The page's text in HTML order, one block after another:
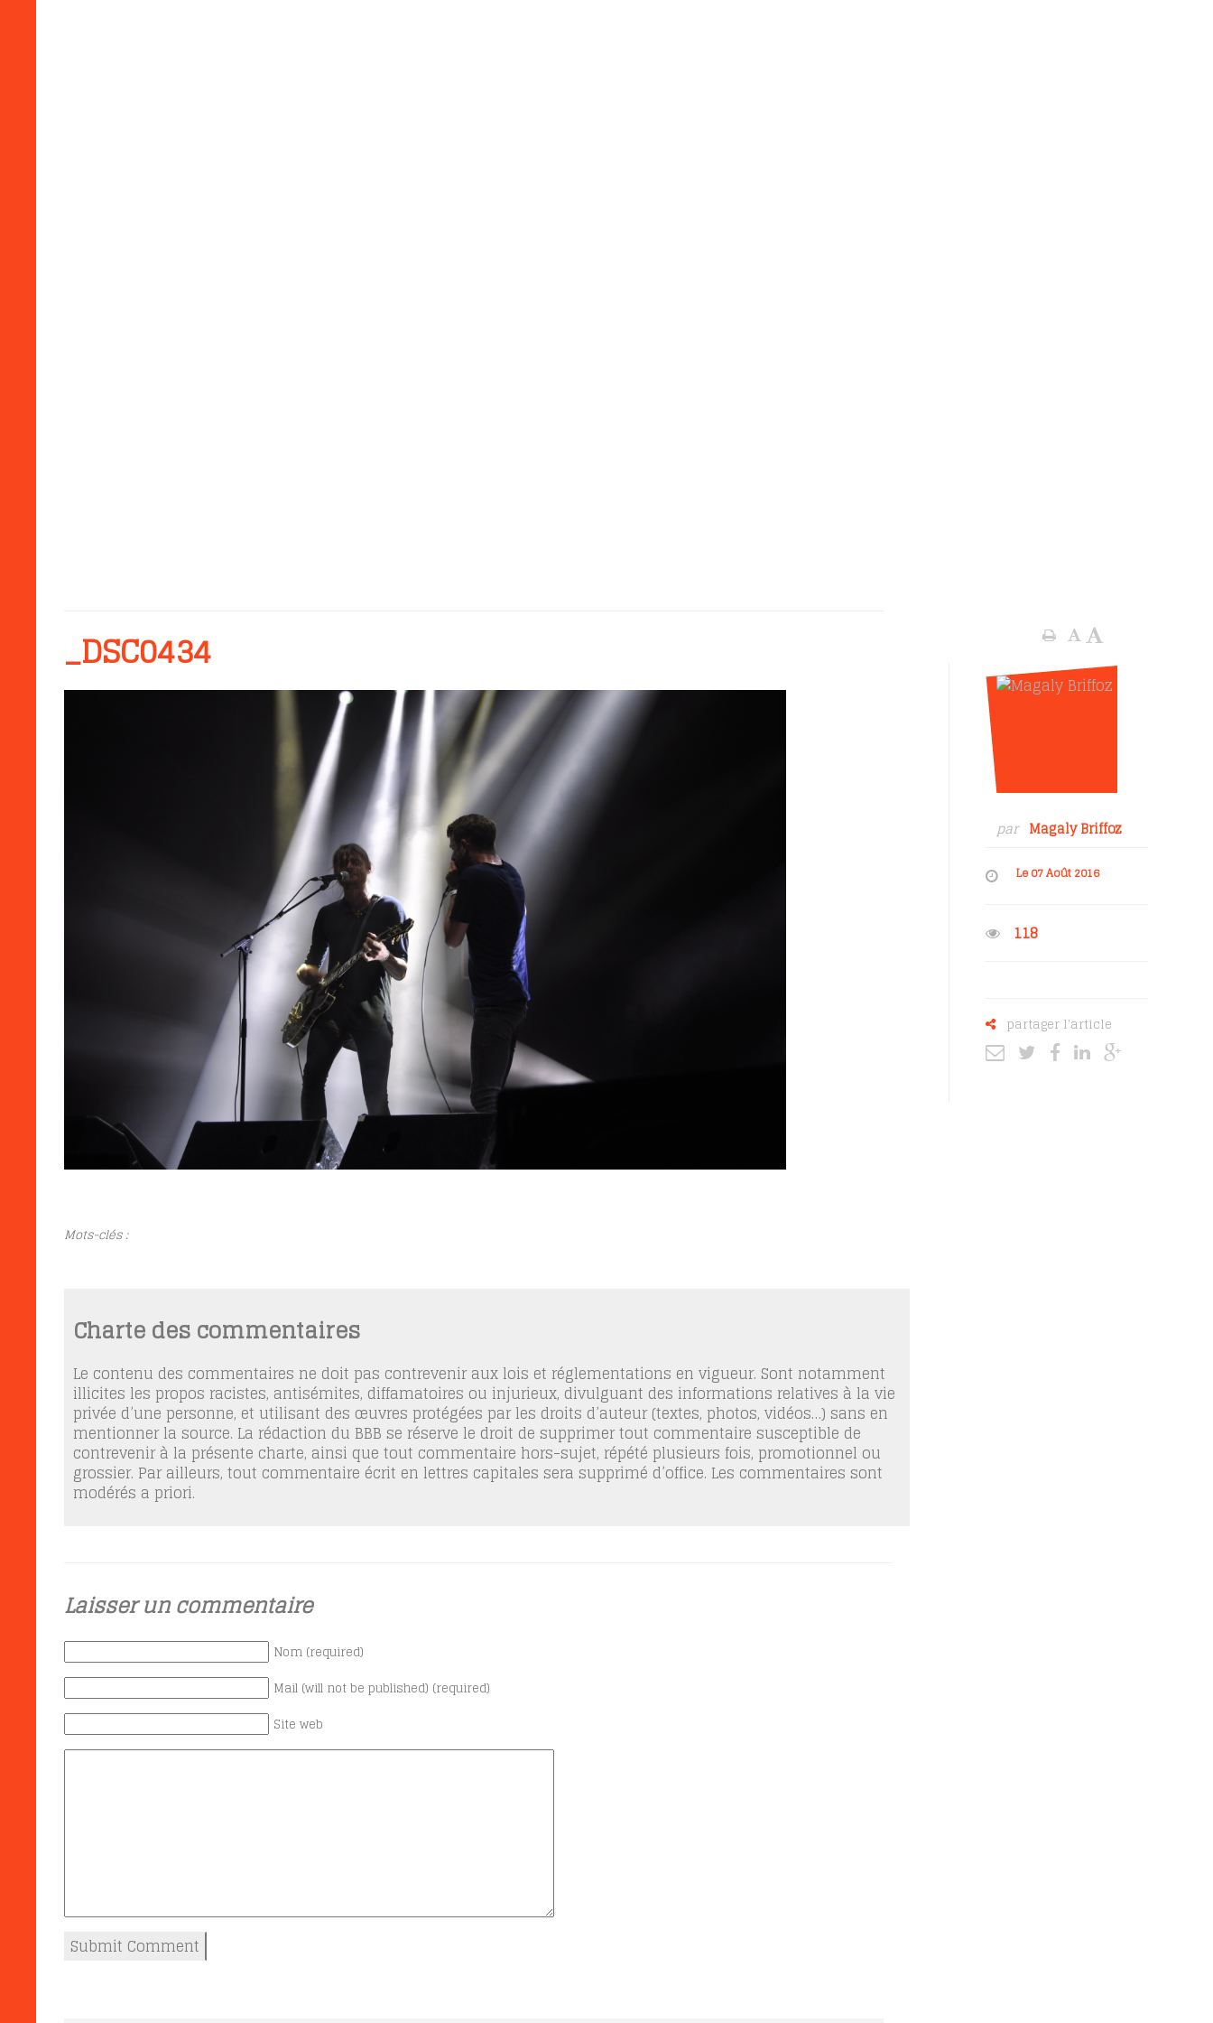
_DSC0434
Mots-clés :
Charte des commentaires
Le contenu des commentaires ne doit pas contrevenir aux lois et réglementations en vigueur. Sont notamment
illicites les propos racistes, antisémites, diffamatoires ou injurieux, divulguant des informations relatives à la vie
privée d’une personne, et utilisant des œuvres protégées par les droits d’auteur (textes, photos, vidéos…) sans en
mentionner la source. La rédaction du BBB se réserve le droit de supprimer tout commentaire susceptible de
contrevenir à la présente charte, ainsi que tout commentaire hors-sujet, répété plusieurs fois, promotionnel ou
grossier. Par ailleurs, tout commentaire écrit en lettres capitales sera supprimé d’office. Les commentaires sont
modérés a priori.
Laisser un commentaire
Nom (required)
Mail (will not be published) (required)
Site web
par Magaly Briffoz
Le 07 Août 2016
118
partager l'article